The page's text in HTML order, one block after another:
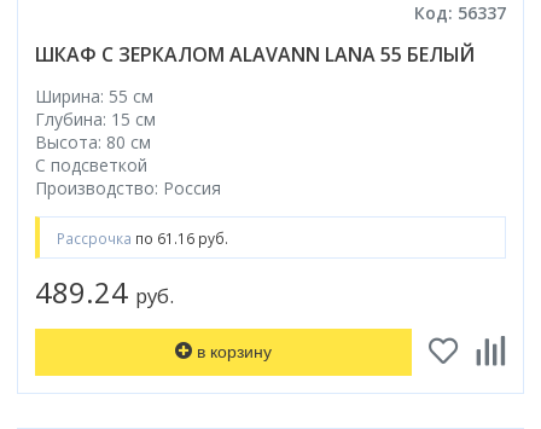
Код: 56337
ШКАФ С ЗЕРКАЛОМ ALAVANN LANA 55 БЕЛЫЙ
Ширина: 55 см
Глубина: 15 см
Высота: 80 см
С подсветкой
Производство: Россия
Рассрочка по 61.16 руб.
489.24 руб.
в корзину